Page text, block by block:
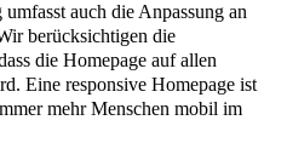
auch die Anpassung an
berücksichtigen die
die Homepage auf allen
Eine responsive Homepage ist
mehr Menschen mobil im